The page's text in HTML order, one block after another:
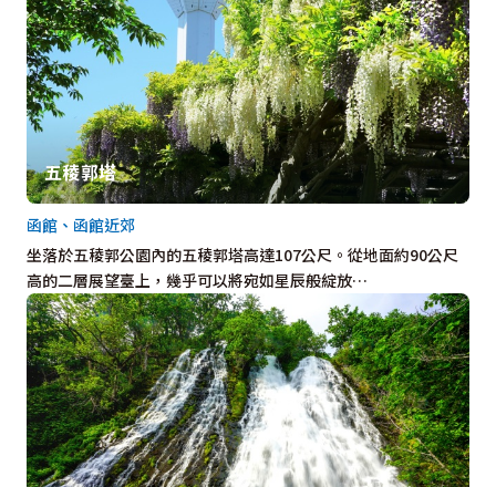
五稜郭塔
坐落於五稜郭公園內的五稜郭塔高達107公尺。從地面約90公尺
高的二層展望臺上，幾乎可以將宛如星辰般綻放…
函館、函館近郊